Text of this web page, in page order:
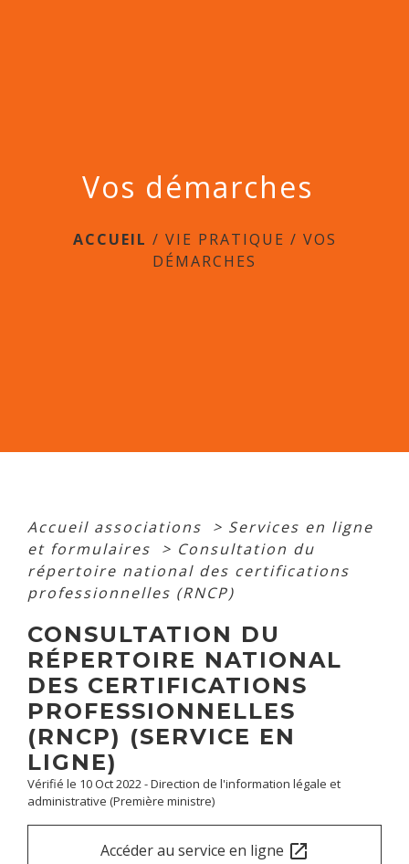
Vos démarches
ACCUEIL / VIE PRATIQUE / VOS
DÉMARCHES
Accueil associations > Services en ligne
et formulaires
> Consultation du
répertoire national des certifications
professionnelles (RNCP)
CONSULTATION DU
RÉPERTOIRE NATIONAL
DES CERTIFICATIONS
PROFESSIONNELLES
(RNCP) (SERVICE EN
LIGNE)
Vérifié le 10 Oct 2022 - Direction de l'information légale et
administrative (Première ministre)
Accéder au service en ligne open_in_new